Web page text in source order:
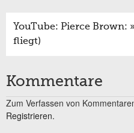
YouTube: Pierce Brown:
fliegt)
Kommentare
Zum Verfassen von
Registrieren.